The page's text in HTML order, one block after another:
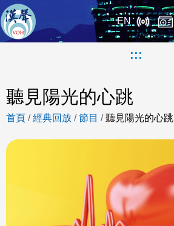
EN
:::
聽見陽光的心跳
首頁 /經典回放 /節目 /聽見陽光的心跳